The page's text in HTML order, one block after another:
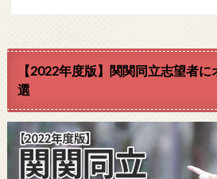
【2022年度版】関関同立志望者
選